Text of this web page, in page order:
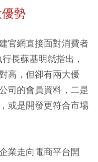
勢
官網直接面對消費者
長蘇基明就指出，
高，但卻有兩大優
司的會員資料，二是
或是開發更符合市場
業走向電商平台開